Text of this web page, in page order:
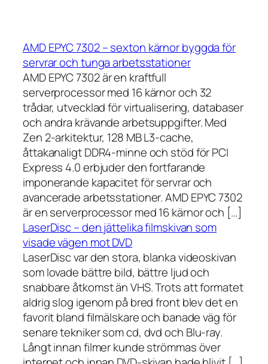
AMD EPYC 7302 – sexton kärnor byggda för
servrar och tunga arbetsstationer
AMD EPYC 7302 är en kraftfull
serverprocessor med 16 kärnor och 32
trådar, utvecklad för virtualisering, databaser
och andra krävande arbetsuppgifter. Med
Zen 2-arkitektur, 128 MB L3-cache,
åttakanaligt DDR4-minne och stöd för PCI
Express 4.0 erbjuder den fortfarande
imponerande kapacitet för servrar och
avancerade arbetsstationer. AMD EPYC 7302
är en serverprocessor med 16 kärnor och […]
LaserDisc – den jättelika filmskivan som
visade vägen mot DVD
LaserDisc var den stora, blanka videoskivan
som lovade bättre bild, bättre ljud och
snabbare åtkomst än VHS. Trots att formatet
aldrig slog igenom på bred front blev det en
favorit bland filmälskare och banade väg för
senare tekniker som cd, dvd och Blu-ray.
Långt innan filmer kunde strömmas över